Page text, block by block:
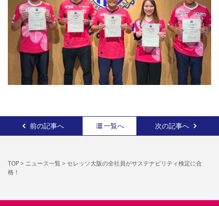
前の記事へ 一覧へ 次の記事へ
TOP> ニュース一覧> セレッソ大阪の全社員がサステナビリティ検定に合
格！